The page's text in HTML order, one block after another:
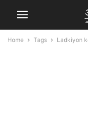
Home Tags Ladkiyon